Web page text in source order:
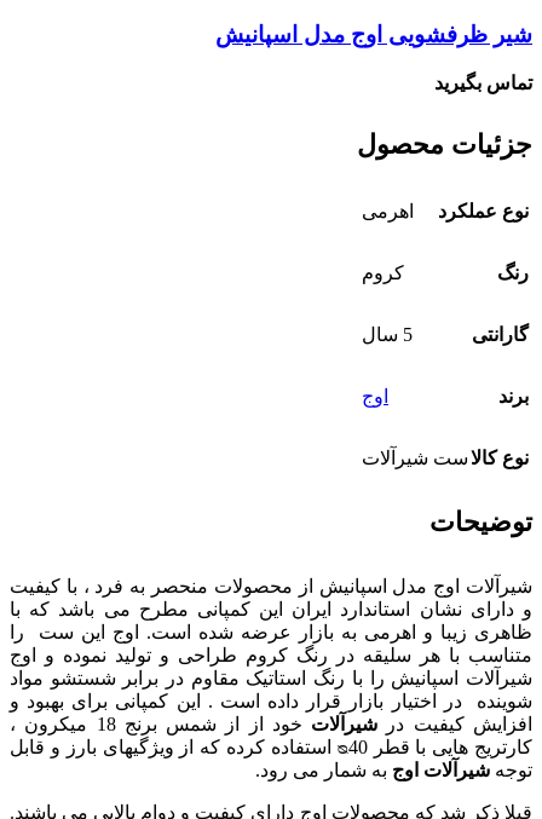
شیر ظرفشویی اوج مدل اسپانیش
تماس بگیرید
جزئیات محصول
نوع عملکرد اهرمی
رنگ کروم
گارانتی 5 سال
برند اوج
نوع کالاست شیرآلات
توضیحات
شیرآلات اوج مدل اسپانیش از محصولات منحصر به فرد ، با کیفیت
و دارای نشان استاندارد ایران این کمپانی مطرح می باشد که با
ظاهری زیبا و اهرمی به بازار عرضه شده است. اوج این ست را
متناسب با هر سلیقه در رنگ کروم طراحی و تولید نموده و اوج
شیرآلات اسپانیش را
با رنگ استاتیک مقاوم در برابر شستشو مواد
شوینده در اختیار بازار قرار داده است . این کمپانی برای بهبود و
افزایش کیفیت در شیرآلات
خود از از شمس برنج 18 میکرون ،
کارتریج هایی با قطر ᴓ40 استفاده کرده که از ویژگیهای بارز و قابل
توجه شیرآلات اوج به شمار می رود.
قبلا ذکر شد که محصولات اوج دارای کیفیت و دوام بالایی می باشند.